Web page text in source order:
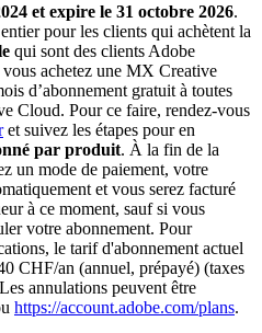
et expire le 31 octobre 2026.
pour les clients qui achètent la
qui sont des clients Adobe
achetez une MX Creative
d’abonnement gratuit à toutes
Cloud. Pour ce faire, rendez-vous
et suivez les étapes pour en
par produit. À la fin de la
un mode de paiement, votre
et vous serez facturé
à ce moment, sauf si vous
votre abonnement. Pour
le tarif d'abonnement actuel
CHF/an (annuel, prépayé) (taxes
annulations peuvent être
https://account.adobe.com/plans.